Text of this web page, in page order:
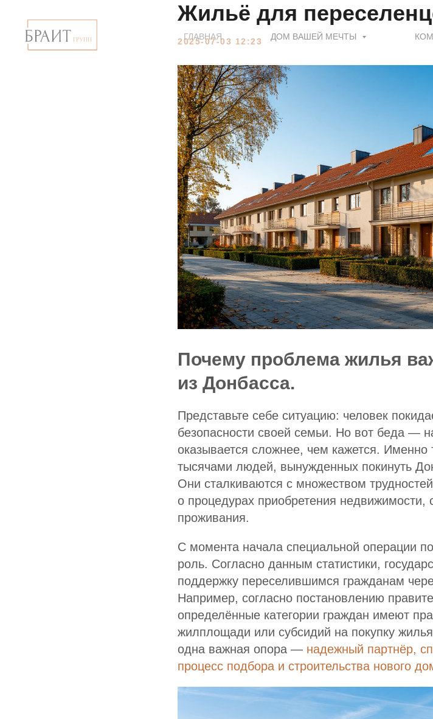
ГЛАВНАЯ ДОМ ВАШЕЙ МЕЧТЫ
Жильё для
2025-07-03 12:23
Почему проблема жилья
из Донбасса.
Представьте себе ситуацию: человек
безопасности своей семьи. Но вот беда —
оказывается сложнее, чем кажется. Именно
тысячами людей, вынужденных покинуть
Они сталкиваются с множеством
о процедурах приобретения
проживания.
С момента начала специальной операции
роль. Согласно данным статистики,
поддержку переселившимся гражданам
Например, согласно постановлению
определённые категории граждан имеют
жилплощади или субсидий на покупку
одна важная опора — надежный партнёр,
процесс подбора и строительства нового